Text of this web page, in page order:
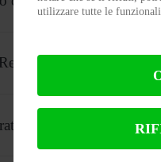
trema
utilizzare tutte le